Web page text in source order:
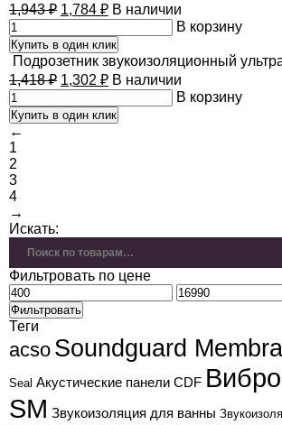
1,943₽ 1,784 ₽ В наличии
В корзину
Купить в один клик
Подрозетник звукоизоляционный
1,418₽ 1,302 ₽ В наличии
В корзину
Купить в один клик
←
1
2
3
4
→
Искать:
Фильтровать по цене
Фильтровать
Теги
acso Soundguard
Seal Акустические панели CDF
SM Звукоизоляция для ванны